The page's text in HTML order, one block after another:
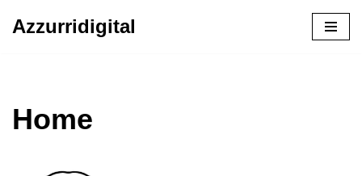
Azzurridigital
Home